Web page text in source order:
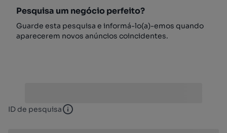
Pesquisa um negócio perfeito?
Guarde esta pesquisa e informá-lo(a)-emos quando
aparecerem novos anúncios coincidentes.
ID de pesquisa ID de pesquisa